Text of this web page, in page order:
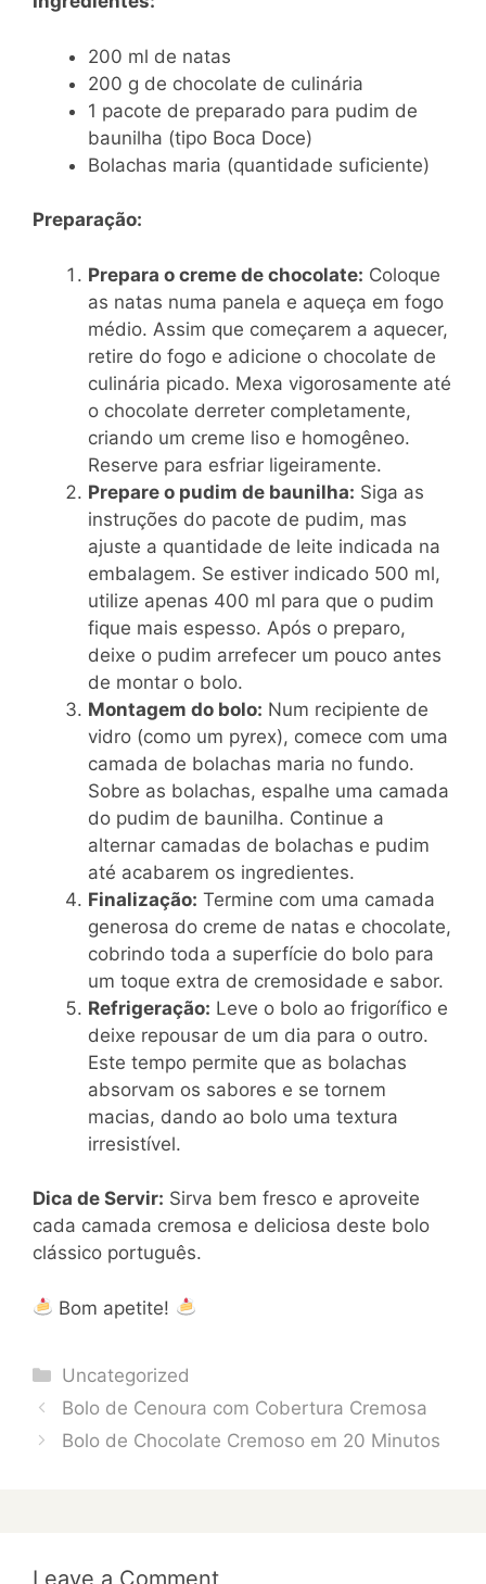
200 ml de natas
200 g de chocolate de culinária
1 pacote de preparado para pudim de
baunilha (tipo Boca Doce)
Bolachas maria (quantidade suficiente)
Preparação:
Prepara o creme de chocolate: Coloque
as natas numa panela e aqueça em fogo
médio. Assim que começarem a aquecer,
retire do fogo e adicione o chocolate de
culinária picado. Mexa vigorosamente até
o chocolate derreter completamente,
criando um creme liso e homogêneo.
Reserve para esfriar ligeiramente.
Prepare o pudim de baunilha: Siga as
instruções do pacote de pudim, mas
ajuste a quantidade de leite indicada na
embalagem. Se estiver indicado 500 ml,
utilize apenas 400 ml para que o pudim
fique mais espesso. Após o preparo,
deixe o pudim arrefecer um pouco antes
de montar o bolo.
Montagem do bolo: Num recipiente de
vidro (como um pyrex), comece com uma
camada de bolachas maria no fundo.
Sobre as bolachas, espalhe uma camada
do pudim de baunilha. Continue a
alternar camadas de bolachas e pudim
até acabarem os ingredientes.
Finalização: Termine com uma camada
generosa do creme de natas e chocolate,
cobrindo toda a superfície do bolo para
um toque extra de cremosidade e sabor.
Refrigeração: Leve o bolo ao frigorífico e
deixe repousar de um dia para o outro.
Este tempo permite que as bolachas
absorvam os sabores e se tornem
macias, dando ao bolo uma textura
irresistível.
Dica de Servir: Sirva bem fresco e aproveite
cada camada cremosa e deliciosa deste bolo
clássico português.
Bom apetite!
Categories
Uncategorized
Bolo de Cenoura com Cobertura Cremosa
Bolo de Chocolate Cremoso em 20 Minutos
Leave a Comment